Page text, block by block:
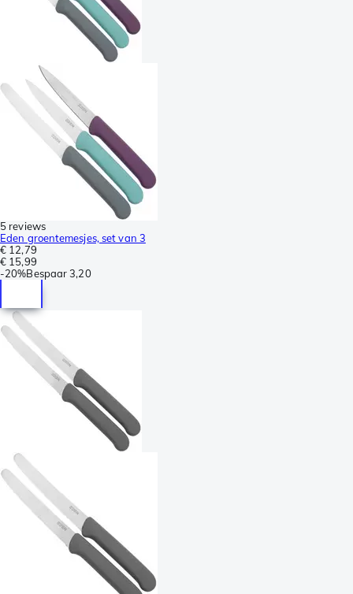
5 reviews
Eden groentemesjes, set van 3
€ 12,79
€ 15,99
-20%Bespaar 3,20